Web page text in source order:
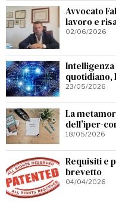
Avvocato
lavoro e
02/06/2026
quotidiano,
23/05/2026
La
dell’iper-
18/05/2026
Requisiti e
brevetto
04/04/2026